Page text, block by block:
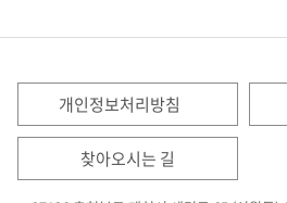
개인정보처리방침
찾아오시는 길